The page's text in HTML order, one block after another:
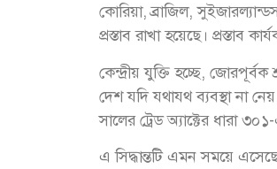
কোরিয়া, ব্রাজিল,
প্রস্তাব রাখা হয়েছে।
কেন্দ্রীয় যুক্তি হচ্ছে,
দেশ যদি যথাযথ ব্যবস্থা না
সালের ট্রেড অ্যাক্টের ধারা
এ সিদ্ধান্তটি এমন সময়ে